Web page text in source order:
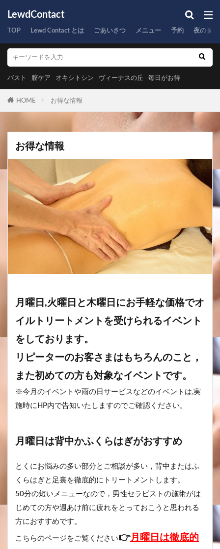
LewdContact
TOP Lewd Contact とは ごあいさつ メニュー 予約 夜のタ
バスト 膣ケア オキシトシン ヴィーナスの丘 毎日がお得
HOME お得な情報
お得な情報
月曜日,火曜日と木曜日にお手軽な価格でオ
イルトリートメントを受けられるイベント
をしております。
リピーターのお客さまはもちろんのこと，
また初めての方も対象なイベントです。
※今月のイベントや雨の日サービスなどのイベントは,実
施時にHP内で告知いたしますのでご確認ください。
月曜日は背中かふくらはぎがおすすめ
とくにお悩みの多い部分とご相談が多い，背中またはふ
くらはぎと足裏を徹底的にトリートメントします。
50分の短いメニューなので，男性セラピストの施術がは
じめての方や週あけ前に疲れをとっておこうと思われる
方におすすめです。
こちらのページをご覧ください👉月曜日は徹底的